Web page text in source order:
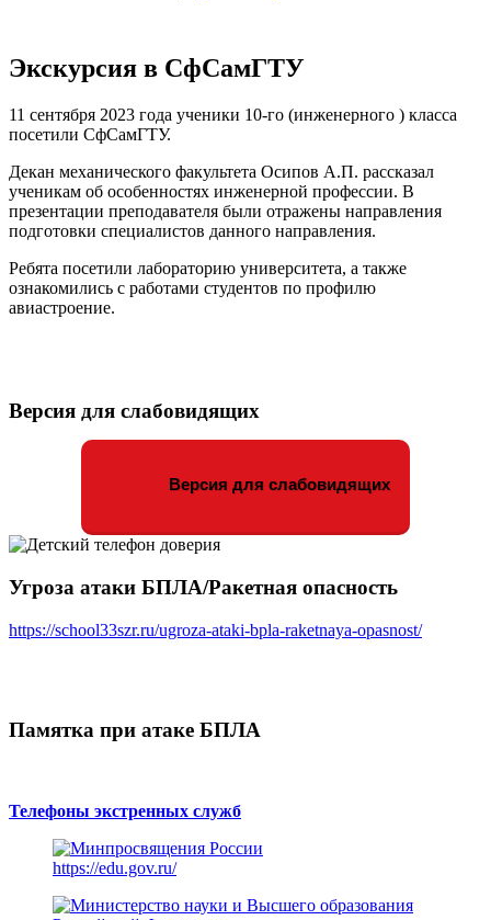
Экскурсия в СфСамГТУ
11 сентября 2023 года ученики 10-го (инженерного ) класса
посетили СфСамГТУ.
Декан механического факультета Осипов А.П. рассказал
ученикам об особенностях инженерной профессии. В
презентации преподавателя были отражены направления
подготовки специалистов данного направления.
Ребята посетили лабораторию университета, а также
ознакомились с работами студентов по профилю
авиастроение.
Версия для слабовидящих
Версия для слабовидящих
Угроза атаки БПЛА/Ракетная опасность
https://school33szr.ru/ugroza-ataki-bpla-raketnaya-opasnost/
Памятка при атаке БПЛА
Телефоны экстренных служб
https://edu.gov.ru/